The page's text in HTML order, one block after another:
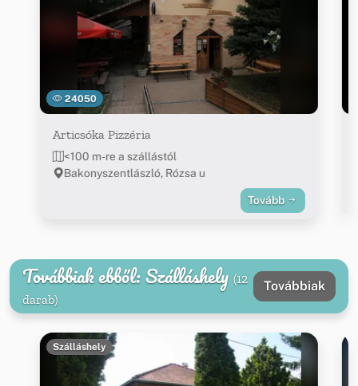
24050
Articsóka Pizzéria
<100 m-re a szállástól
Bakonyszentlászló, Rózsa u
Tovább
Továbbiak ebből: Szálláshely (12
darab)
Továbbiak
Szálláshely